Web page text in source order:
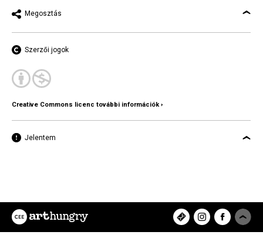
Megosztás
Szerzői jogok
Creative Commons licenc további információk ›
Jelentem